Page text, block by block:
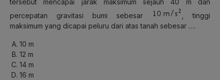
tersebut mencapai jarak maksimum sejauh 40 m dan
percepatan gravitasi bumi sebesar
, tinggi
maksimum yang dicapai peluru dari atas tanah sebesar ….
10 m
12 m
14 m
16 m